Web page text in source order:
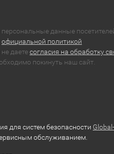
данные
официальной политикой
даетесогласия на обработку
покинуть наш сайт.
для систем безопасности Global-
обслуживанием.